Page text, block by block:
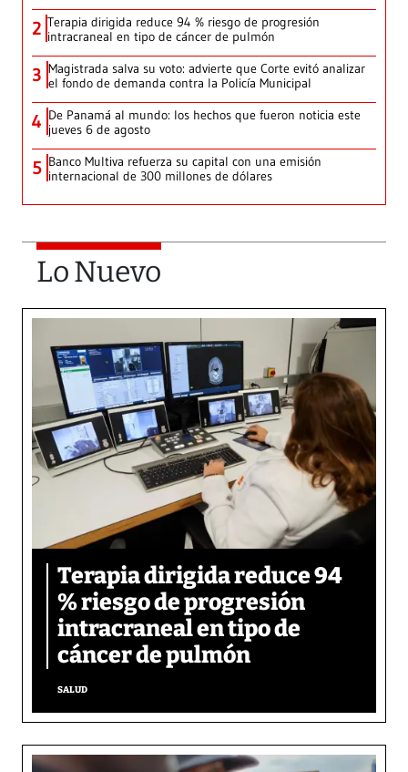
2 Terapia dirigida reduce 94 % riesgo de progresión
intracraneal en tipo de cáncer de pulmón
3 Magistrada salva su voto: advierte que Corte evitó analizar
el fondo de demanda contra la Policía Municipal
4 De Panamá al mundo: los hechos que fueron noticia este
jueves 6 de agosto
5 Banco Multiva refuerza su capital con una emisión
internacional de 300 millones de dólares
Lo Nuevo
Terapia dirigida reduce 94
% riesgo de progresión
intracraneal en tipo de
cáncer de pulmón
SALUD